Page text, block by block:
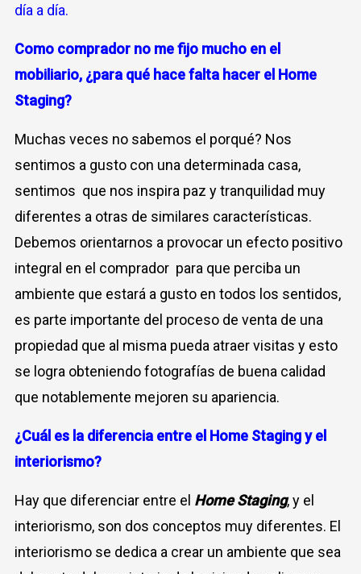
día a día.
Como comprador no me fijo mucho en el
mobiliario, ¿para qué hace falta hacer el Home
Staging?
Muchas veces no sabemos el porqué? Nos
sentimos a gusto con una determinada casa,
sentimos que nos inspira paz y tranquilidad muy
diferentes a otras de similares características.
Debemos orientarnos a provocar un efecto positivo
integral en el comprador para que perciba un
ambiente que estará a gusto en todos los sentidos,
es parte importante del proceso de venta de una
propiedad que al misma pueda atraer visitas y esto
se logra obteniendo fotografías de buena calidad
que notablemente mejoren su apariencia.
¿Cuál es la diferencia entre el Home Staging y el
interiorismo?
Hay que diferenciar entre el HomeStaging, y el
interiorismo, son dos conceptos muy diferentes. El
interiorismo se dedica a crear un ambiente que sea